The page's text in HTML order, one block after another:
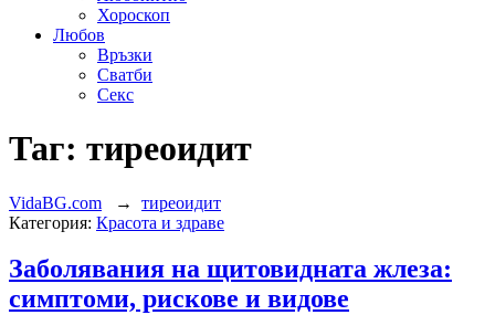
Хороскоп
Любов
Връзки
Сватби
Секс
Таг: тиреоидит
VidaBG.com → тиреоидит
Категория: Красота и здраве
Заболявания на щитовидната жлеза:
симптоми, рискове и видове